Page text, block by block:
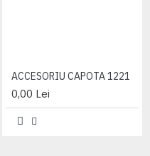
ACCESORIU CAPOTA 1221
0,00 Lei